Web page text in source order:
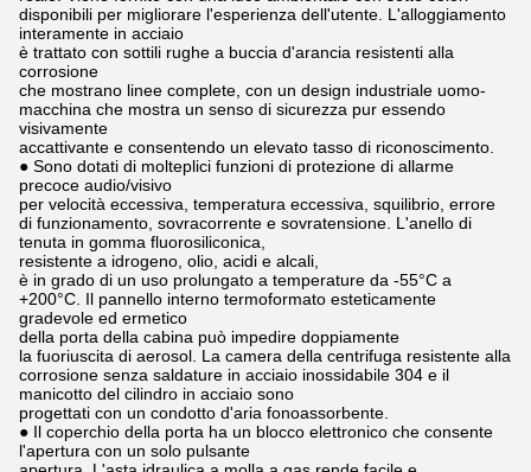
disponibili per migliorare l'esperienza dell'utente. L'alloggiamento
interamente in acciaio
è trattato con sottili rughe a buccia d'arancia resistenti alla
corrosione
che mostrano linee complete, con un design industriale uomo-
macchina che mostra un senso di sicurezza pur essendo
visivamente
accattivante e consentendo un elevato tasso di riconoscimento.
● Sono dotati di molteplici funzioni di protezione di allarme
precoce audio/visivo
per velocità eccessiva, temperatura eccessiva, squilibrio, errore
di funzionamento, sovracorrente e sovratensione. L'anello di
tenuta in gomma fluorosiliconica,
resistente a idrogeno, olio, acidi e alcali,
è in grado di un uso prolungato a temperature da -55°C a
+200°C. Il pannello interno termoformato esteticamente
gradevole ed ermetico
della porta della cabina può impedire doppiamente
la fuoriuscita di aerosol. La camera della centrifuga resistente alla
corrosione senza saldature in acciaio inossidabile 304 e il
manicotto del cilindro in acciaio sono
progettati con un condotto d'aria fonoassorbente.
● Il coperchio della porta ha un blocco elettronico che consente
l'apertura con un solo pulsante